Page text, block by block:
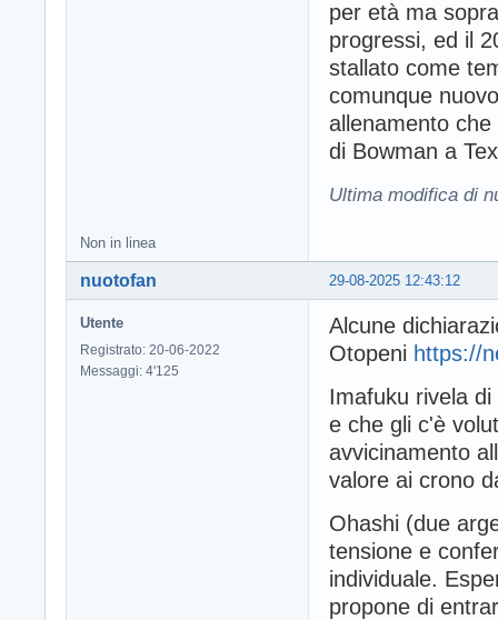
per età ma
progressi, ed il
stallato come
comunque
allenamento
di Bowman a
Ultima modifica di
Non in linea
29-08-2025 12:43:12
nuotofan
Utente
Registrato: 20-06-2022
Messaggi: 4'125
Alcune
Otopeni https://
Imafuku rivela
e che gli c'è
avvicinamento
valore ai crono
Ohashi (due
tensione e
individuale.
propone di